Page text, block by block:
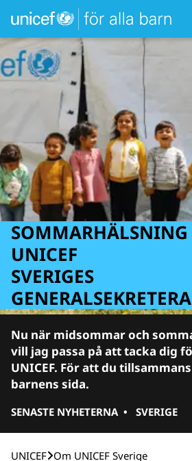
SOMMARHÄLSNING
UNICEF
SVERIGES
Nu när midsommar och
vill jag passa på att tacka dig
UNICEF. För att du
barnens sida.
SENASTE NYHETERNA • SVERIGE
UNICEF Om UNICEF Sverige